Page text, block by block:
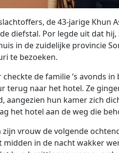
de 43-jarige Khun
diefstal. Por legde uit dat
in de zuidelijke provincie
te bezoeken.
checkte de familie ’s avonds
terug naar het hotel. Ze
aangezien hun kamer zich
het hotel aan de weg die
zijn vrouw de volgende
in de nacht wakker